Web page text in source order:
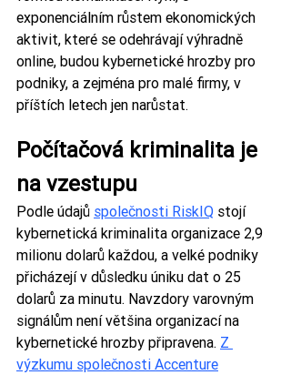
exponenciálním růstem ekonomických
aktivit, které se odehrávají výhradně
online, budou kybernetické hrozby pro
podniky, a zejména pro malé firmy, v
příštích letech jen narůstat.
Počítačová kriminalita je
na vzestupu
Podle údajů společnosti RiskIQ stojí
kybernetická kriminalita organizace 2,9
milionu dolarů každou, a velké podniky
přicházejí v důsledku úniku dat o 25
dolarů za minutu. Navzdory varovným
signálům není většina organizací na
kybernetické hrozby připravena. Z
výzkumu společnosti Accenture